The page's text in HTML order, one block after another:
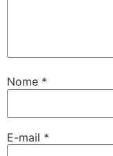
Nome *
E-mail *